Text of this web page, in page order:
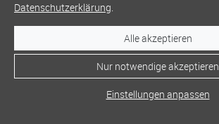
Datenschutzerklärung.
Alle akzeptieren
Nur notwendige akzeptieren
Einstellungen anpassen